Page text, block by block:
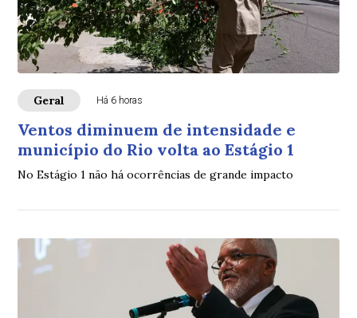
Geral Há 6 horas
Ventos diminuem de intensidade e
município do Rio volta ao Estágio 1
No Estágio 1 não há ocorrências de grande impacto